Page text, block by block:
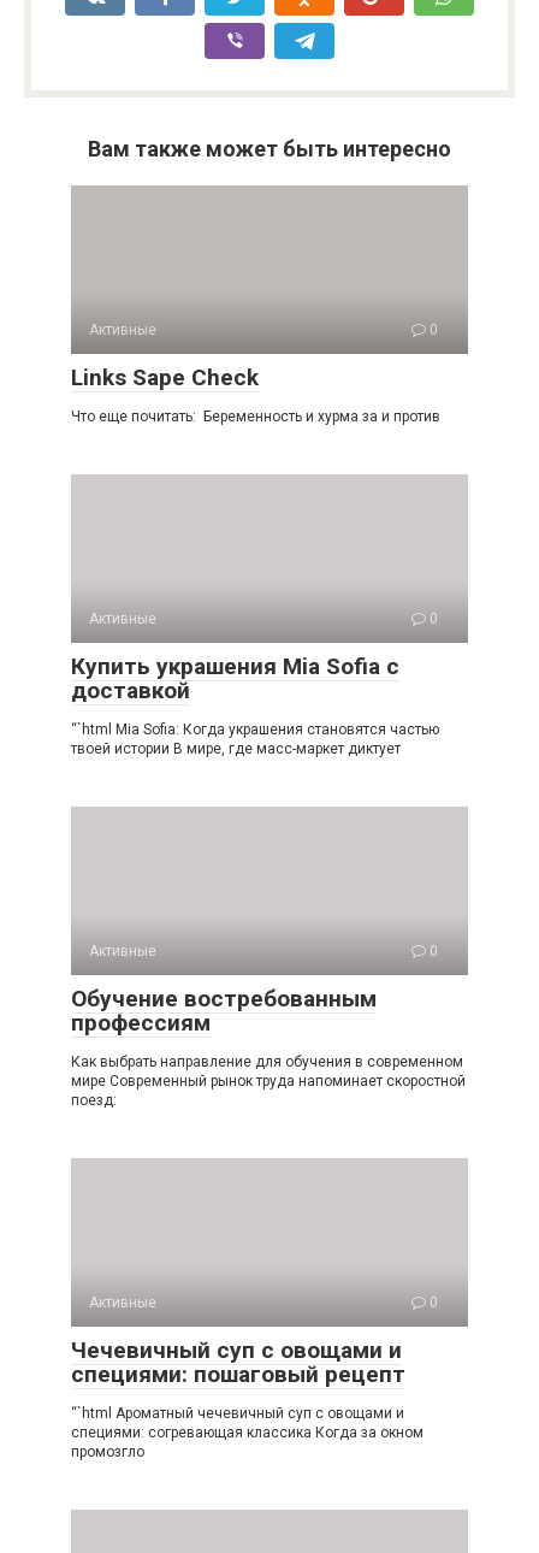
Вам также может быть интересно
Активные 0
Links Sape Check
Что еще почитать: Беременность и хурма за и против
Активные 0
Купить украшения Mia Sofia с
доставкой
“`html Mia Sofia: Когда украшения становятся частью
твоей истории В мире, где масс-маркет диктует
Активные 0
Обучение востребованным
профессиям
Как выбрать направление для обучения в современном
мире Современный рынок труда напоминает скоростной
поезд:
Активные 0
Чечевичный суп с овощами и
специями: пошаговый рецепт
“`html Ароматный чечевичный суп с овощами и
специями: согревающая классика Когда за окном
промозгло